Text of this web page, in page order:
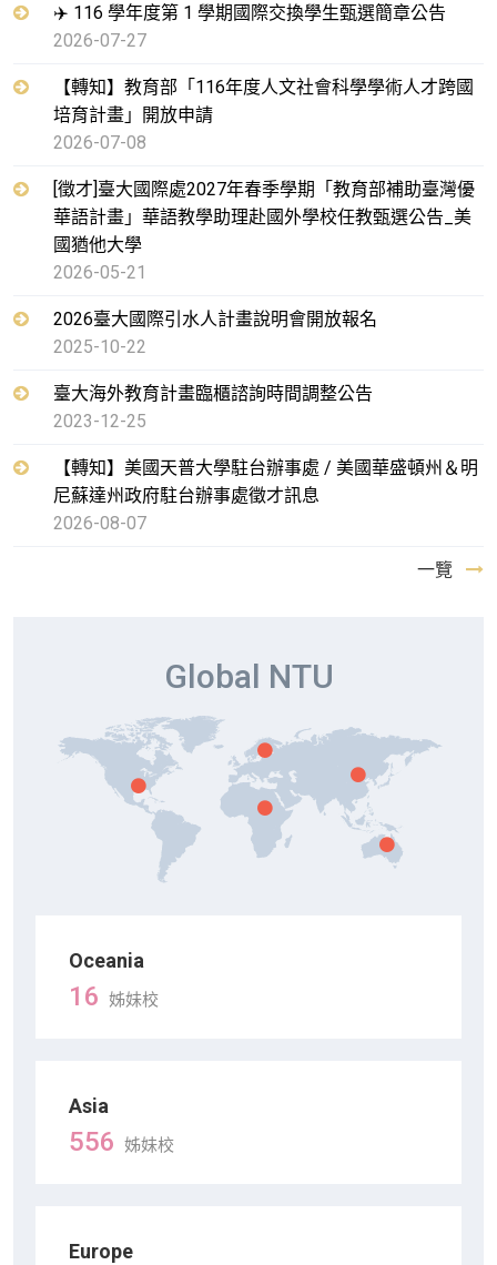
✈️ 116 學年度第 1 學期國際交換學生甄選簡章公告
2026-07-27
【轉知】教育部「116年度人文社會科學學術人才跨國
培育計畫」開放申請
2026-07-08
[徵才]臺大國際處2027年春季學期「教育部補助臺灣優
華語計畫」華語教學助理赴國外學校任教甄選公告_美
國猶他大學
2026-05-21
2026臺大國際引水人計畫說明會開放報名
2025-10-22
臺大海外教育計畫臨櫃諮詢時間調整公告
2023-12-25
【轉知】美國天普大學駐台辦事處 / 美國華盛頓州＆明
尼蘇達州政府駐台辦事處徵才訊息
2026-08-07
一覽
Global NTU
Oceania
16 姊妹校
Asia
556 姊妹校
Europe